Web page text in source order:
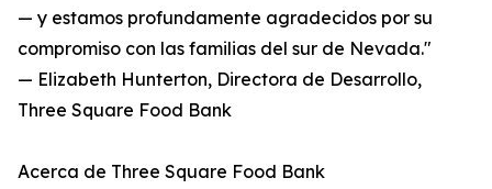
— y estamos profundamente agradecidos por su
compromiso con las familias del sur de Nevada."
— Elizabeth Hunterton, Directora de Desarrollo,
Three Square Food Bank
Acerca de Three Square Food Bank